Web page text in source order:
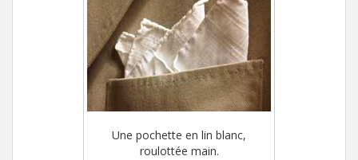
Une pochette en lin blanc,
roulottée main.